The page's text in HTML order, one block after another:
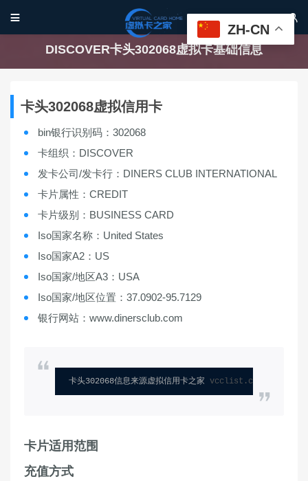
 
DISCOVER卡头302068虚拟卡基础信息
卡头302068虚拟信用卡
bin银行识别码：302068
卡组织：DISCOVER
发卡公司/发卡行：DINERS CLUB INTERNATIONAL
卡片属性：CREDIT
卡片级别：BUSINESS CARD
Iso国家名称：United States
Iso国家A2：US
Iso国家/地区A3：USA
Iso国家/地区位置：37.0902-95.7129
银行网站：www.dinersclub.com
卡头302068信息来源虚拟信用卡之家 vcclist.com
卡片适用范围
充值方式
ZH-CN